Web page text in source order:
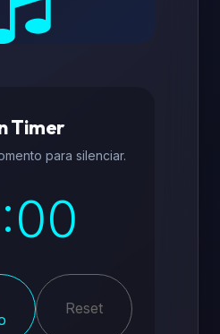
Timer
para silenciar.
Reset